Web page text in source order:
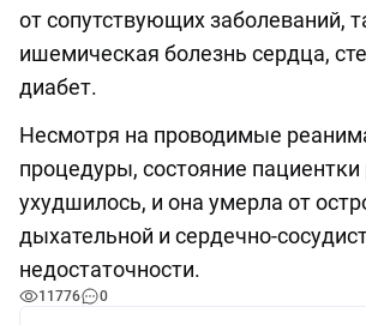
от сопутствующих заболеваний,
ишемическая болезнь сердца,
диабет.
Несмотря на проводимые
процедуры, состояние пациентки
ухудшилось, и она умерла от
дыхательной и сердечно-
недостаточности.
11776 0